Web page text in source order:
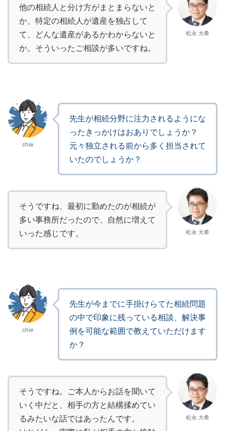
他の相続人と分け方がまとまらないと
か、特定の相続人が遺産を独占して
て、どんな遺産があるかわからないと
か。そういったご相談が多いですね。
松永 大希
chie
先生が相続分野に注力されるようにな
ったきっかけはおありでしょうか？
元々独立される前から多く担当されて
いたのでしょうか？
そうですね、最初に勤めたのが相続が
多い事務所だったので、自然に増えて
いった感じです。
松永 大希
chie
先生が今までに手掛けらてた相続問題
の中で印象に残っている相談、解決事
例を可能な範囲で教えていただけます
か？
そうですね。ご本人からお話を聞いて
いく中だと、相手の方と結構揉めてい
るみたいな話ではあったんです。
松永 大希